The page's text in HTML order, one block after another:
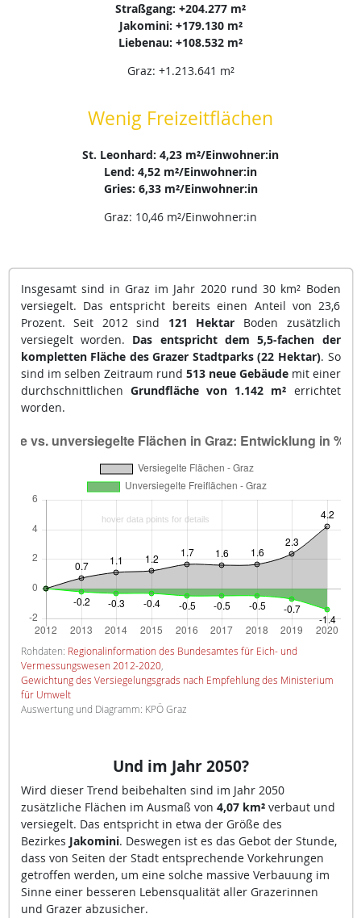
Straßgang: +204.277 m²
Jakomini: +179.130 m²
Liebenau: +108.532 m²
Graz: +1.213.641 m²
Wenig Freizeitflächen
St. Leonhard: 4,23 m²/Einwohner:in
Lend: 4,52 m²/Einwohner:in
Gries: 6,33 m²/Einwohner:in
Graz: 10,46 m²/Einwohner:in
Insgesamt sind in Graz im Jahr 2020 rund 30 km² Boden
versiegelt. Das entspricht bereits einen Anteil von 23,6
Prozent. Seit 2012 sind 121 Hektar Boden zusätzlich
versiegelt worden. Das entspricht dem 5,5-fachen der
kompletten Fläche des Grazer Stadtparks (22 Hektar). So
sind im selben Zeitraum rund 513 neue Gebäudemit einer
durchschnittlichen Grundfläche von 1.142 m² errichtet
worden.
Rohdaten: Regionalinformation des Bundesamtes für Eich- und
Vermessungswesen 2012-2020,
Gewichtung des Versiegelungsgrads nach Empfehlung des Ministerium
für Umwelt
Auswertung und Diagramm: KPÖ Graz
Und im Jahr 2050?
Wird dieser Trend beibehalten sind im Jahr 2050
zusätzliche Flächen im Ausmaß von 4,07 km²verbaut und
versiegelt. Das entspricht in etwa der Größe des
Bezirkes Jakomini. Deswegen ist es das Gebot der Stunde,
dass von Seiten der Stadt entsprechende Vorkehrungen
getroffen werden, um eine solche massive Verbauung im
Sinne einer besseren Lebensqualität aller Grazerinnen
und Grazer abzusicher.